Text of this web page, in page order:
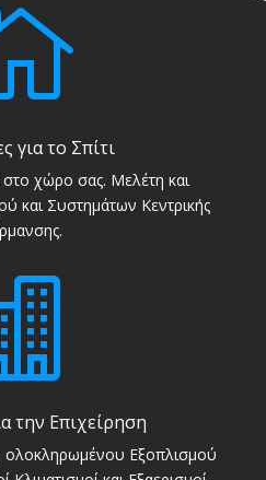
για το Σπίτι
χώρο σας. Μελέτη και
και Συστημάτων Κεντρικής
την Επιχείρηση
ολοκληρωμένου Εξοπλισμού